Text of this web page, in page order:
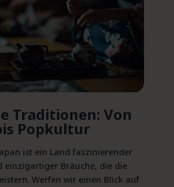
Traditionen: Von
Popkultur
ist ein Land faszinierender
einzigartiger Bräuche, die die
Werfen wir einen Blick auf